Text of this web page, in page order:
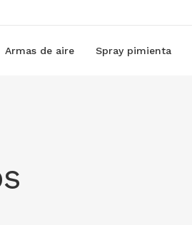
Armas de aire Spray pimienta